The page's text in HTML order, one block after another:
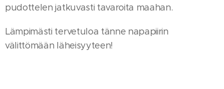
pudottelen jatkuvasti tavaroita maahan.
Lämpimästi tervetuloa tänne napapiirin
välittömään läheisyyteen!